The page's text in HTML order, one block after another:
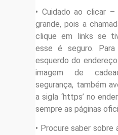
• Cuidado ao clicar
grande, pois a
clique em links se
esse é seguro.
esquerdo do
imagem de
segurança, também
a sigla ‘https’ no
sempre as páginas
• Procure saber sobre